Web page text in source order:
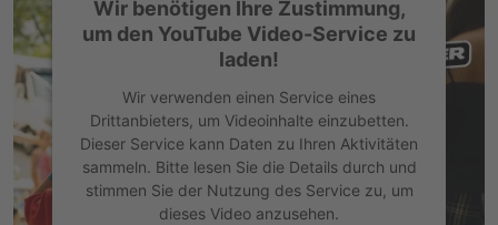
Wir benötigen Ihre Zustimmung,
um den YouTube Video-Service zu
laden!
Wir verwenden einen Service eines
Drittanbieters, um Videoinhalte einzubetten.
Dieser Service kann Daten zu Ihren Aktivitäten
sammeln. Bitte lesen Sie die Details durch und
stimmen Sie der Nutzung des Service zu, um
dieses Video anzusehen.